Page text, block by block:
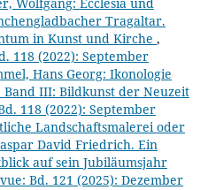
Tragaltar.
in Kunst und Kirche ,
118 (2022): September
Hans Georg: Ikonologie
III: Bildkunst der Neuzeit
118 (2022): September
Landschaftsmalerei oder
David Friedrich. Ein
auf sein Jubiläumsjahr
Bd. 121 (2025): Dezember